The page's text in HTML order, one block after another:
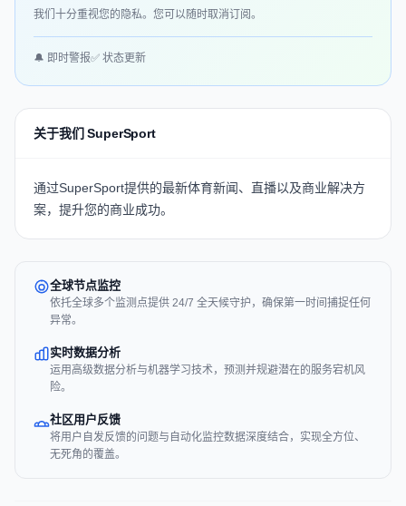
我们十分重视您的隐私。您可以随时取消订阅。
🔔 即时警报✅ 状态更新
关于我们 SuperSport
通过SuperSport提供的最新体育新闻、直播以及商业解决方
案，提升您的商业成功。
全球节点监控
依托全球多个监测点提供 24/7 全天候守护，确保第一时间捕捉任何
异常。
实时数据分析
运用高级数据分析与机器学习技术，预测并规避潜在的服务宕机风
险。
社区用户反馈
将用户自发反馈的问题与自动化监控数据深度结合，实现全方位、
无死角的覆盖。